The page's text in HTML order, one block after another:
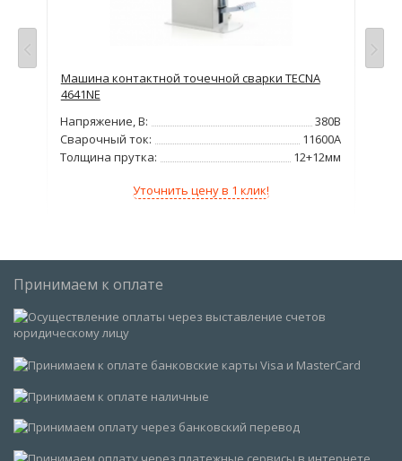
Машина контактной точечной сварки TECNA
4641NE
Напряжение, В:
380В
Сварочный ток:
11600А
Толщина прутка:
12+12мм
Уточнить цену в 1 клик!
Принимаем к оплате